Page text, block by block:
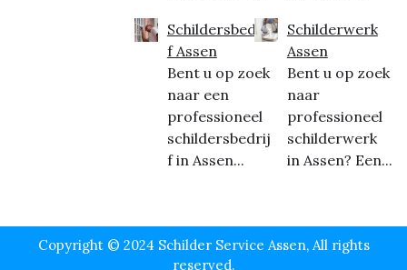
Schildersbedrij
f Assen
Bent u op zoek
naar een
professioneel
schildersbedrij
f in Assen...
Schilderwerk
Assen
Bent u op zoek
naar
professioneel
schilderwerk
in Assen? Een...
Copyright © 2024 Schilder Service Assen, All rights
reserved.